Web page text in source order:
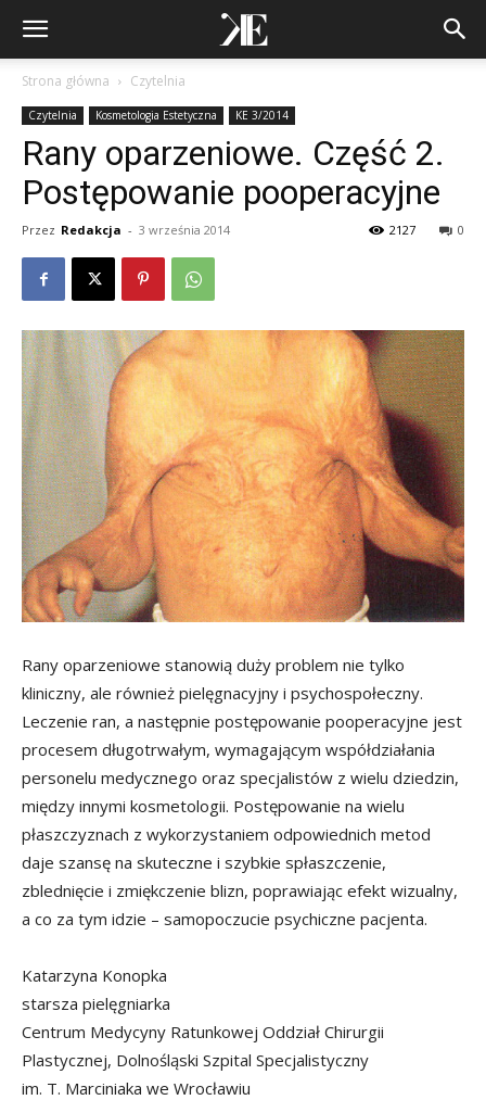
Strona główna Czytelnia
Czytelnia Kosmetologia Estetyczna KE 3/2014
Rany oparzeniowe. Część 2.
Postępowanie pooperacyjne
Przez Redakcja - 3 września 2014 0
2127
Rany oparzeniowe stanowią duży problem nie tylko
kliniczny, ale również pielęgnacyjny i psychospołeczny.
Leczenie ran, a następnie postępowanie pooperacyjne jest
procesem długotrwałym, wymagającym współdziałania
personelu medycznego oraz specjalistów z wielu dziedzin,
między innymi kosmetologii. Postępowanie na wielu
płaszczyznach z wykorzystaniem odpowiednich metod
daje szansę na skuteczne i szybkie spłaszczenie,
zblednięcie i zmiękczenie blizn, poprawiając efekt wizualny,
a co za tym idzie – samopoczucie psychiczne pacjenta.
Katarzyna Konopka
starsza pielęgniarka
Centrum Medycyny Ratunkowej Oddział Chirurgii
Plastycznej, Dolnośląski Szpital Specjalistyczny
im. T. Marciniaka we Wrocławiu